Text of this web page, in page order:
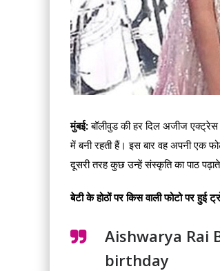
मुंबई:बॉलीवुड की हर दिल अजीज
में बनी रहती हैं। इस बार वह अपनी एक
दूसरी तरह कुछ उन्हें संस्कृति का पाठ
बेटी के होठों पर किस वाली फोटो पर हुई
Aishwarya Rai
birthday